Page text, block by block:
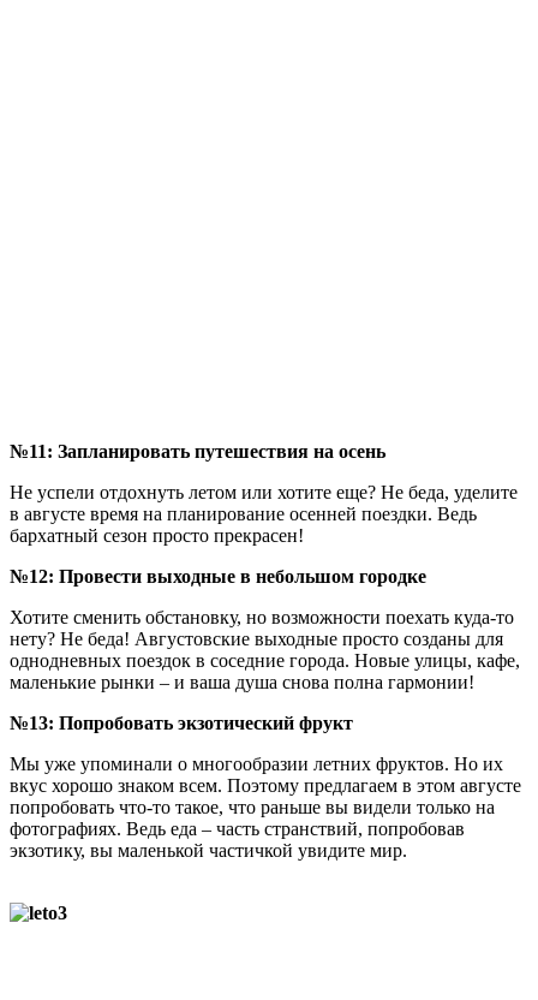
№11: Запланировать путешествия на осень
Не успели отдохнуть летом или хотите еще? Не беда, уделите
в августе время на планирование осенней поездки. Ведь
бархатный сезон просто прекрасен!
№12: Провести выходные в небольшом городке
Хотите сменить обстановку, но возможности поехать куда-то
нету? Не беда! Августовские выходные просто созданы для
однодневных поездок в соседние города. Новые улицы, кафе,
маленькие рынки – и ваша душа снова полна гармонии!
№13: Попробовать экзотический фрукт
Мы уже упоминали о многообразии летних фруктов. Но их
вкус хорошо знаком всем. Поэтому предлагаем в этом августе
попробовать что-то такое, что раньше вы видели только на
фотографиях. Ведь еда – часть странствий, попробовав
экзотику, вы маленькой частичкой увидите мир.